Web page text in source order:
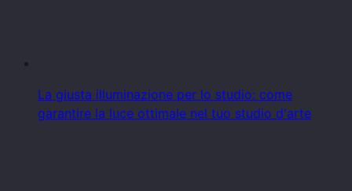
La giusta illuminazione per lo studio: come
garantire la luce ottimale nel tuo studio d'arte